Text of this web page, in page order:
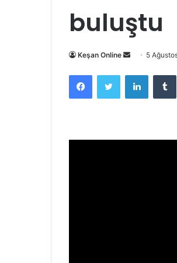
buluştu
Keşan Online
Bir
posta
göndermek
5
FacebookTwitter LinkedIn